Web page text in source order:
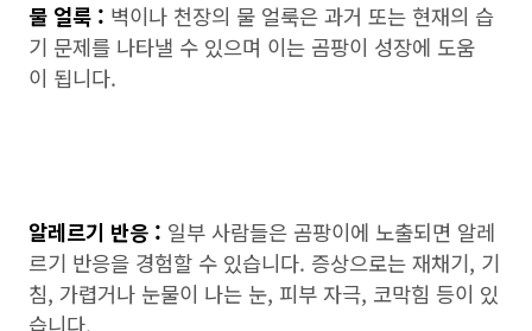
물 얼룩 : 벽이나 천장의 물 얼룩은 과거 또는 현재의 습
기 문제를 나타낼 수 있으며 이는 곰팡이 성장에 도움
이 됩니다.
알레르기 반응 : 일부 사람들은 곰팡이에 노출되면 알레
르기 반응을 경험할 수 있습니다. 증상으로는 재채기, 기
침, 가렵거나 눈물이 나는 눈, 피부 자극, 코막힘 등이 있
습니다.